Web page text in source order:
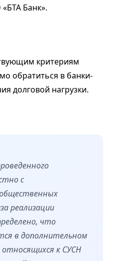
Банк».
критериям
обратиться в банки-
долговой нагрузки.
с
реализации
что
в дополнительном
к СУСН